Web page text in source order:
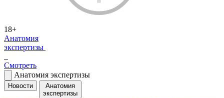
18+
Анатомия
экспертизы
Смотреть
Анатомия экспертизы
Новости
Анатомия
экспертизы